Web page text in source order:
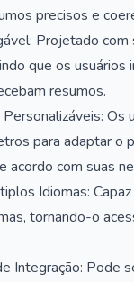
precisos e
Projetado com
que os usuários
resumos.
Os
para adaptar o
acordo com suas
Idiomas:
tornando-o
Integração: Pode